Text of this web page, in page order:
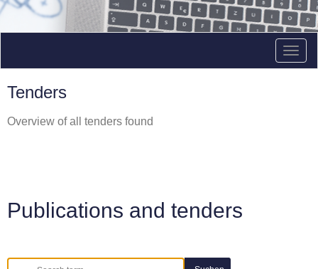
Tenders
Overview of all tenders found
Publications and tenders